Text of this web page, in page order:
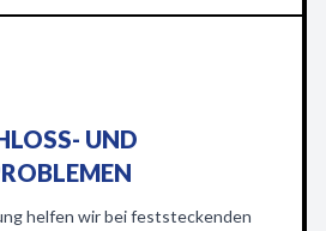
UND
helfen wir bei feststeckenden